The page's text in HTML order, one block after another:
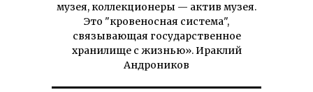
музея, коллекционеры — актив музея.
Это "кровеносная система",
связывающая государственное
хранилище с жизнью». Ираклий
Андроников